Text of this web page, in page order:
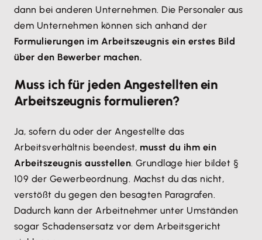
dann bei anderen Unternehmen. Die Personaler aus
dem Unternehmen können sich anhand der
Formulierungen im Arbeitszeugnis ein erstes Bild
über den Bewerber machen.
Muss ich für jeden Angestellten ein
Arbeitszeugnis formulieren?
Ja, sofern du oder der Angestellte das
Arbeitsverhältnis beendest, musst du ihm ein
Arbeitszeugnis ausstellen. Grundlage hier bildet §
109 der Gewerbeordnung. Machst du das nicht,
verstößt du gegen den besagten Paragrafen.
Dadurch kann der Arbeitnehmer unter Umständen
sogar Schadensersatz vor dem Arbeitsgericht